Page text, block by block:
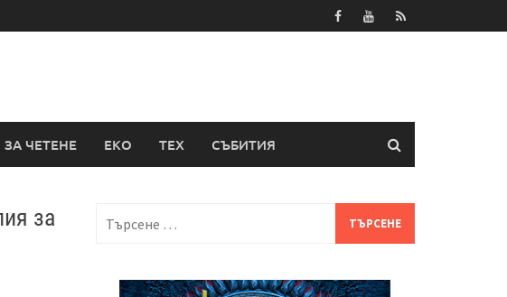
ЗА ЧЕТЕНЕ ЕКО ТЕХ СЪБИТИЯ
за
за: